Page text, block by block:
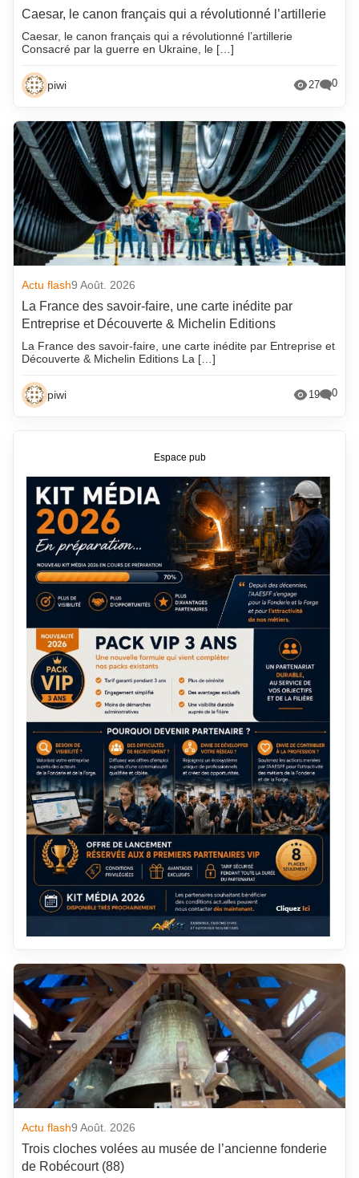
Caesar, le canon français qui a révolutionné l’artillerie
Caesar, le canon français qui a révolutionné l’artillerie
Consacré par la guerre en Ukraine, le […]
piwi 27 0
Actu flash9 Août. 2026
La France des savoir-faire, une carte inédite par
Entreprise et Découverte & Michelin Editions
La France des savoir-faire, une carte inédite par Entreprise et
Découverte & Michelin Editions La […]
piwi 19 0
Actu flash9 Août. 2026
Trois cloches volées au musée de l’ancienne fonderie
de Robécourt (88)
Espace pub